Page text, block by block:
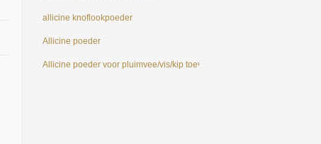
allicine knoflookpoeder
Allicine poeder
Allicine poeder voor pluimvee/vis/kip toevoegingsmiddelen